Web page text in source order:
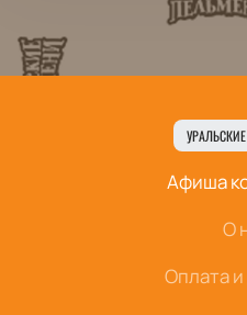
Афиша
О
Оплата и